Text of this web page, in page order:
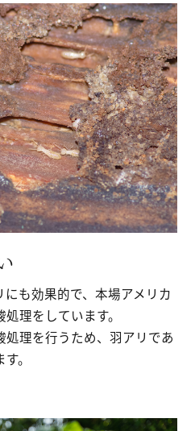
にも効果的で、本場アメリカ
理をしています。
処理を行うため、羽アリであ
。